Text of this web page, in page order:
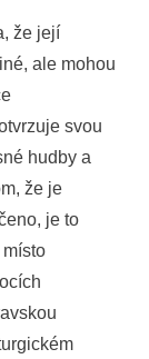
že její
ale mohou
svou
hudby a
že je
je to